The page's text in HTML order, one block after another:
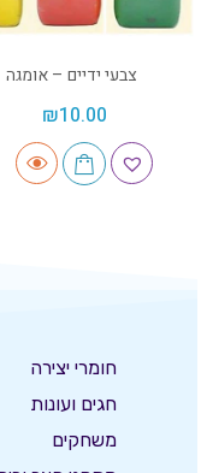
צבעי ידיים – אומגה
₪10.00
חומרי יצירה
חגים ועונות
משחקים